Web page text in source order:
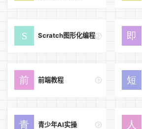
Scratch图形化编程
前端教程
青少年AI实操